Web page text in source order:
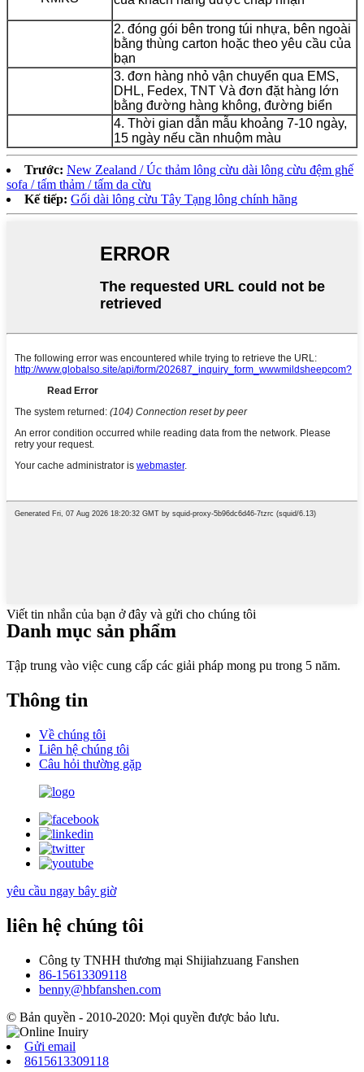
2. đóng gói bên trong túi nhựa, bên ngoài
bằng thùng carton hoặc theo yêu cầu của
bạn
3. đơn hàng nhỏ vận chuyển qua EMS,
DHL, Fedex, TNT Và đơn đặt hàng lớn
bằng đường hàng không, đường biển
4. Thời gian dẫn mẫu khoảng 7-10 ngày,
15 ngày nếu cần nhuộm màu
Trước: New Zealand / Úc thảm lông cừu dài lông cừu đệm ghế
sofa / tấm thảm / tấm da cừu
Kế tiếp: Gối dài lông cừu Tây Tạng lông chính hãng
Viết tin nhắn của bạn ở đây và gửi cho chúng tôi
Danh mục sản phẩm
Tập trung vào việc cung cấp các giải pháp mong pu trong 5 năm.
Thông tin
Về chúng tôi
Liên hệ chúng tôi
Câu hỏi thường gặp
yêu cầu ngay bây giờ
liên hệ chúng tôi
Công ty TNHH thương mại Shijiahzuang Fanshen
86-15613309118
benny@hbfanshen.com
© Bản quyền - 2010-2020: Mọi quyền được bảo lưu.
Gửi email
8615613309118